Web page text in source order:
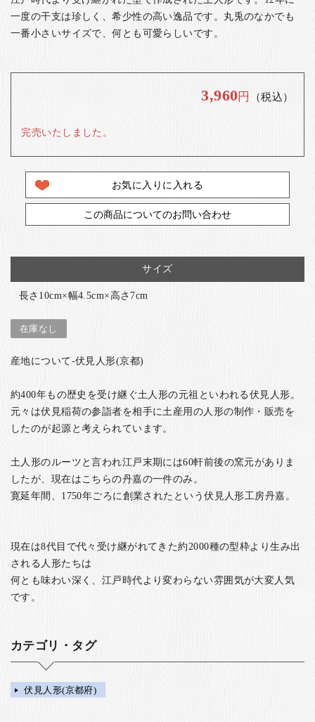
一度の干支は珍しく、希少性の高い逸品です。丸兎のなかでも
一番小さいサイズで、何とも可愛らしいです。
3,960円 （税込）
完売いたしました。
お気に入りに入れる
この商品についてのお問い合わせ
サイズ
長さ10cm×幅4.5cm×高さ7cm
在庫なし
産地について-伏見人形(京都)
約400年もの歴史を受け継ぐ土人形の元祖といわれる伏見人形。
元々は伏見稲荷の参詣者を相手に土産用の人形の制作・販売を
したのが起源と考えられています。
土人形のルーツと言われ江戸末期には60軒前後の窯元がありま
したが、現在はこちらの丹嘉の一件のみ。
寛延年間、1750年ごろに創業されたという伏見人形工房丹嘉。
現在は8代目で代々受け継がれてきた約2000種の型枠より生み出
される人形たちは
何とも味わい深く、江戸時代より変わらない雰囲気が大変人気
です。
カテゴリ・タグ
伏見人形(京都府)